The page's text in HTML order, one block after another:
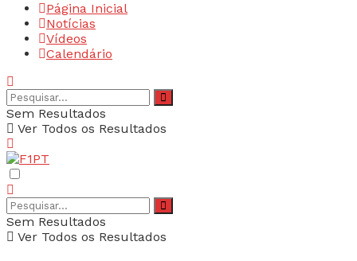
Página Inicial
Notícias
Vídeos
Calendário
Sem Resultados
Ver Todos os Resultados
Sem Resultados
Ver Todos os Resultados